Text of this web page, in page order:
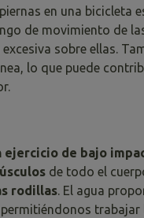
en una bicicleta
de movimiento de
sobre ellas.
lo que puede
ejercicio de bajo
de todo el
rodillas. El agua
trabajar